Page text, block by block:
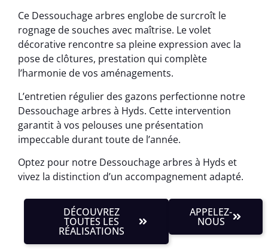
Ce Dessouchage arbres englobe de surcroît le
rognage de souches avec maîtrise. Le volet
décorative rencontre sa pleine expression avec la
pose de clôtures, prestation qui complète
l’harmonie de vos aménagements.
L’entretien régulier des gazons perfectionne notre
Dessouchage arbres à Hyds. Cette intervention
garantit à vos pelouses une présentation
impeccable durant toute de l’année.
Optez pour notre Dessouchage arbres à Hyds et
vivez la distinction d’un accompagnement adapté.
DÉCOUVREZ
TOUTES LES
RÉALISATIONS
APPELEZ-
NOUS